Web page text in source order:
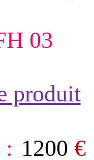
03
produit
1200 €